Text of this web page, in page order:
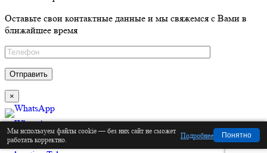
Оставьте свои контактные данные и мы свяжемся с Вами в
ближайшее время
×
Позвонить
Мы используем файлы cookie — без них сайт не сможет
работать корректно.
Подробнее Понятно